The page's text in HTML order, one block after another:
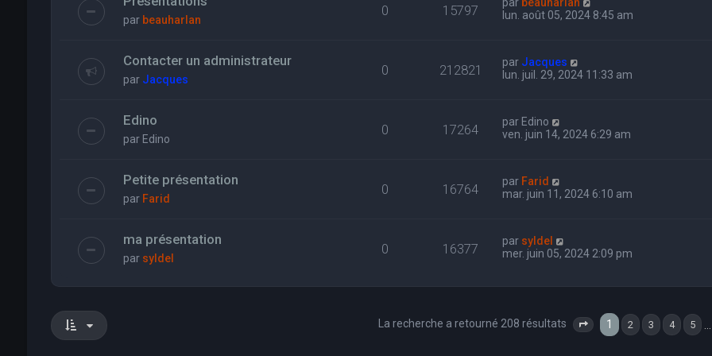
par beauharlan
0 15797
lun. août 05, 2024 8:45 am
Contacter un administrateur
par Jacques
0 212821 par Jacques
lun. juil. 29, 2024 11:33 am
Edino
par Edino
0 17264 par Edino
ven. juin 14, 2024 6:29 am
Petite présentation
par Farid
0 16764 par Farid
mar. juin 11, 2024 6:10 am
ma présentation
par syldel
0 16377 par syldel
mer. juin 05, 2024 2:09 pm
La recherche a retourné 208 résultats Page 1sur 7
1 2 3 4 5